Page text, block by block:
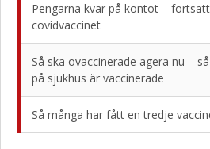
Pengarna kvar på kontot –
covidvaccinet
Så ska ovaccinerade agera nu –
på sjukhus är vaccinerade
Så många har fått en tredje